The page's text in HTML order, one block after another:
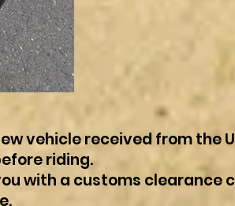
vehicle received from the
riding.
with a customs